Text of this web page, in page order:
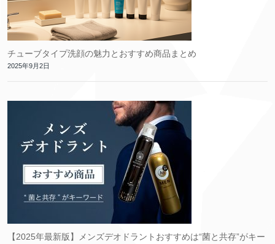
チューブタイプ洗顔の魅力とおすすめ商品まとめ
2025年9月2日
【2025年最新版】メンズデオドラントおすすめは“菌と共存”がキー